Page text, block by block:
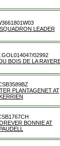
LEADER
02992
BOIS DE LA
PLANTAGENET AT
BONNIE AT